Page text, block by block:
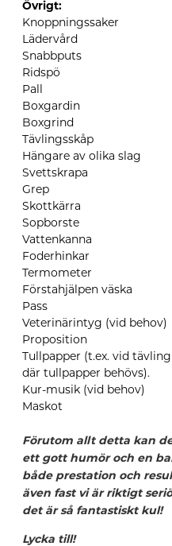
Övrigt:
Knoppningssaker
Lädervård
Snabbputs
Ridspö
Pall
Boxgardin
Boxgrind
Tävlingsskåp
Hängare av olika slag
Svettskrapa
Grep
Skottkärra
Sopborste
Vattenkanna
Foderhinkar
Termometer
Förstahjälpen väska
Pass
Veterinärintyg (vid behov)
Proposition
Tullpapper (t.ex. vid
där tullpapper behövs).
Kur-musik (vid behov)
Maskot
Förutom allt detta kan
ett gott humör och en
både prestation och
även fast vi är riktigt
det är så fantastiskt kul!
Lycka till!